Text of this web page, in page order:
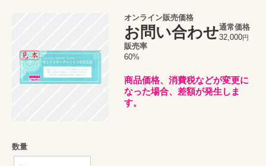
オンライン販売価格
お問い合わせ通常価格
32,000円
販売率
60%
商品価格、消費税などが変更に
なった場合、差額が発生しま
す。
数量